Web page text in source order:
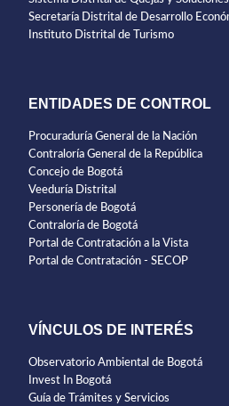
Secretaría Distrital de Desarrollo
Instituto Distrital de Turismo
ENTIDADES DE CONTROL
Procuraduría General de la Nación
Contraloría General de la República
Concejo de Bogotá
Veeduría Distrital
Personería de Bogotá
Contraloría de Bogotá
Portal de Contratación a la Vista
Portal de Contratación - SECOP
VÍNCULOS DE INTERÉS
Observatorio Ambiental de Bogotá
Invest In Bogotá
Guía de Trámites y Servicios